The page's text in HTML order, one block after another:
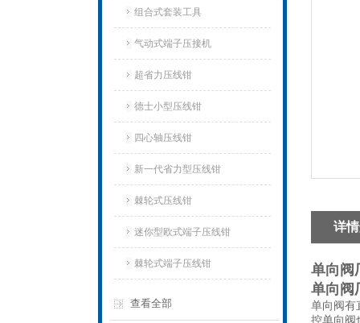
组合式套装工具
气动式端子压接机
超省力压线钳
德士小型压线钳
四心轴压线钳
新一代省力型压线钳
棘轮式压线钳
迷你型欧式端子压线钳
棘轮式端子压线钳
查看全部
详
单向阀
单向阀
单向阀有
控单向阀